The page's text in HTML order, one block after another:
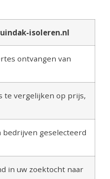
isoleren.nl
ontvangen van
te vergelijken op prijs,
geselecteerd
in uw zoektocht naar